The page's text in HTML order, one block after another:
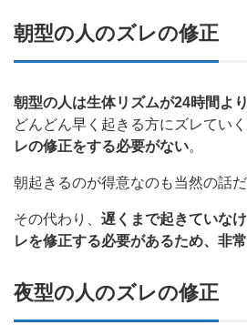
朝型の人のズレの修正
朝型の人は生体リズムが24時間よ
どんどん早く起きる方にズレていく
レの修正をする必要がない。
朝起きるのが得意なのも当然の話だ
その代わり、 遅くまで起きていな
レを修正する必要があるため、非
夜型の人のズレの修正